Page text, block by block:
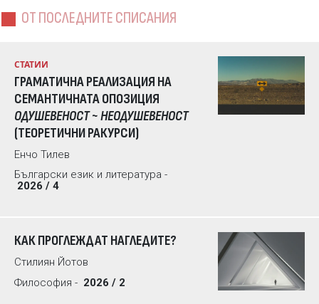
образованието“
ОТ ПОСЛЕДНИТЕ СПИСАНИЯ
СТАТИИ
ГРАМАТИЧНА РЕАЛИЗАЦИЯ НА
СЕМАНТИЧНАТА ОПОЗИЦИЯ
ОДУШЕВЕНОСТ ~ НЕОДУШЕВЕНОСТ
(ТЕОРЕТИЧНИ РАКУРСИ)
Енчо Тилев
Български език и литература -
2026 / 4
КАК ПРОГЛЕЖДАТ НАГЛЕДИТЕ?
Стилиян Йотов
Философия - 2026 / 2